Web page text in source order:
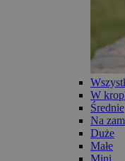
W
Średnie
Na
Duże
Małe